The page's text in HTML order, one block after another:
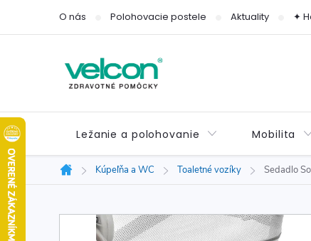
O nás Polohovacie postele Aktuality ✦
Ležanie a polohovanie Mobilita
Domov
Kúpeľňa a WC Toaletné vozíky Sedadlo